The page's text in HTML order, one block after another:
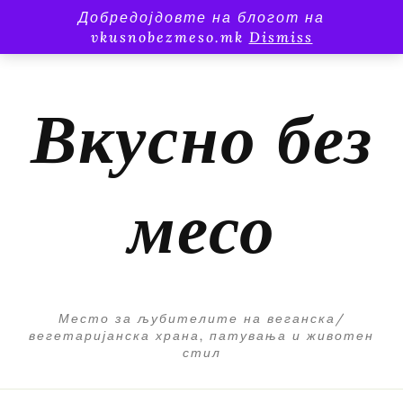
Добредојдовте на блогот на
vkusnobezmeso.mk Dismiss
Вкусно без
месо
Место за љубителите на веганска/
вегетаријанска храна, патувања и животен
стил